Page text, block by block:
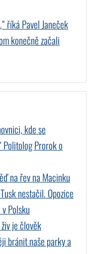
říká Pavel Janeček
konečně začali
kde se
Prorok o
na řev na Macinku
nestačil. Opozice
Polsku
je člověk
bránit naše parky a